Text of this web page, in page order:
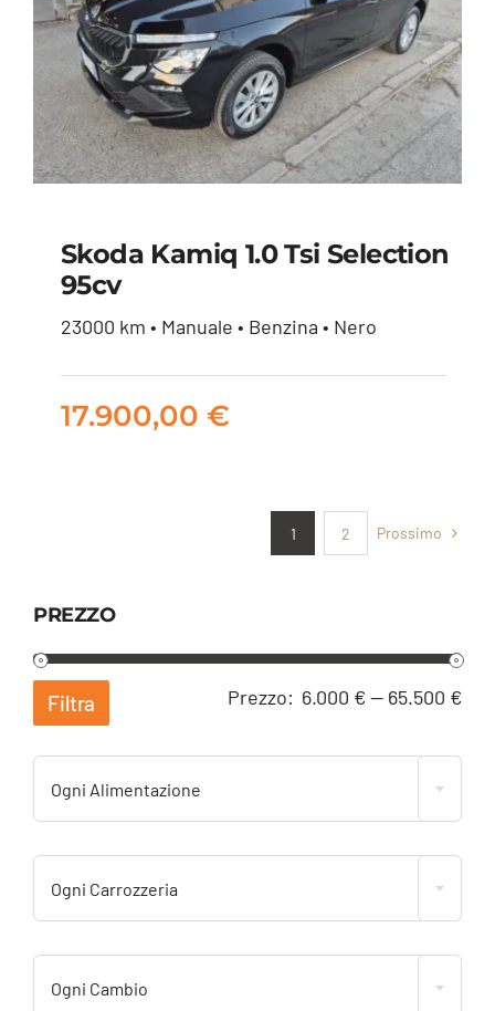
Skoda Kamiq 1.0 tsi
17.900,00
Skoda Kamiq 1.0 Tsi Selection
95cv
23000 km • Manuale • Benzina • Nero
17.900,00 €
1 2 Prossimo
PREZZO
Filtra Prezzo: 6.000 €— 65.500 €
Ogni Alimentazione
Ogni Carrozzeria
Ogni Cambio